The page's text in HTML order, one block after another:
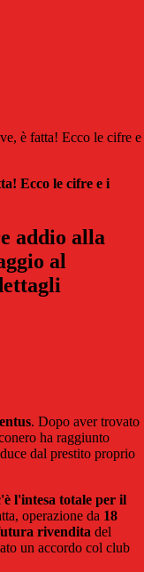
è fatta! Ecco le cifre e
Ecco le cifre e i
addio alla
al
. Dopo aver trovato
ha raggiunto
dal prestito proprio
l'intesa totale per il
operazione da 18
rivendita del
un accordo col club